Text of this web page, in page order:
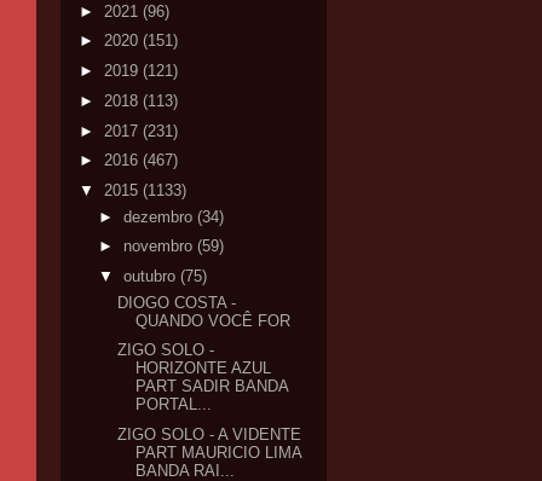
► 2021 (96)
► 2020 (151)
► 2019 (121)
► 2018 (113)
► 2017 (231)
► 2016 (467)
▼ 2015 (1133)
► dezembro (34)
► novembro (59)
▼ outubro (75)
DIOGO COSTA -
QUANDO VOCÊ FOR
ZIGO SOLO -
HORIZONTE AZUL
PART SADIR BANDA
PORTAL...
ZIGO SOLO - A VIDENTE
PART MAURICIO LIMA
BANDA RAI...